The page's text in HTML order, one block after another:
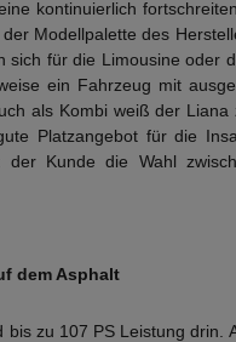
kontinuierlich
Modellpalette des
sich für die Limousine oder
ein Fahrzeug mit
als Kombi weiß der
Platzangebot für die
Kunde die Wahl
dem Asphalt
zu 107 PS Leistung drin.